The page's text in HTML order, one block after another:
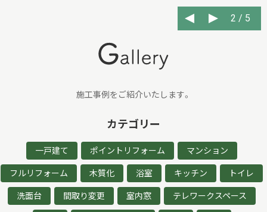
2 / 5
施工事例をご紹介いたします。
カテゴリー
一戸建て ポイントリフォーム マンション
フルリフォーム 木質化 浴室 キッチン トイレ
洗面台 間取り変更 室内窓 テレワークスペース